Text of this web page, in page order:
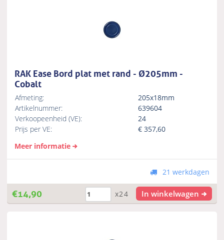
RAK Ease Bord plat met rand - Ø205mm -
Cobalt
Afmeting:
205x18mm
Artikelnummer:
639604
Verkoopeenheid (VE):
24
Prijs per VE:
€357,60
Meer informatie
21 werkdagen
€14,90 x24 In winkelwagen